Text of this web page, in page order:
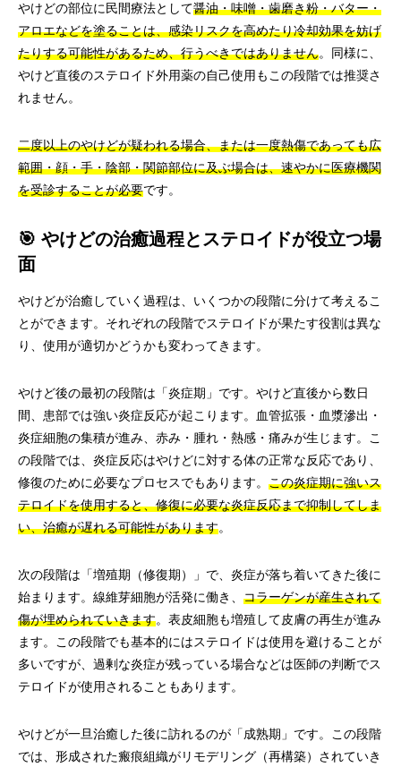
やけどの部位に民間療法として醤油・味噌・歯磨き粉・バター・
アロエなどを塗ることは、感染リスクを高めたり冷却効果を妨げ
たりする可能性があるため、行うべきではありません。同様に、
やけど直後のステロイド外用薬の自己使用もこの段階では推奨さ
れません。
二度以上のやけどが疑われる場合、または一度熱傷であっても広
範囲・顔・手・陰部・関節部位に及ぶ場合は、速やかに医療機関
を受診することが必要です。
🎯 やけどの治癒過程とステロイドが役立つ場
面
やけどが治癒していく過程は、いくつかの段階に分けて考えるこ
とができます。それぞれの段階でステロイドが果たす役割は異な
り、使用が適切かどうかも変わってきます。
やけど後の最初の段階は「炎症期」です。やけど直後から数日
間、患部では強い炎症反応が起こります。血管拡張・血漿滲出・
炎症細胞の集積が進み、赤み・腫れ・熱感・痛みが生じます。こ
の段階では、炎症反応はやけどに対する体の正常な反応であり、
修復のために必要なプロセスでもあります。 この炎症期に強いス
テロイドを使用すると、修復に必要な炎症反応まで抑制してしま
い、治癒が遅れる可能性があります。
次の段階は「増殖期（修復期）」で、炎症が落ち着いてきた後に
始まります。線維芽細胞が活発に働き、 コラーゲンが産生されて
傷が埋められていきます。表皮細胞も増殖して皮膚の再生が進み
ます。この段階でも基本的にはステロイドは使用を避けることが
多いですが、過剰な炎症が残っている場合などは医師の判断でス
テロイドが使用されることもあります。
やけどが一旦治癒した後に訪れるのが「成熟期」です。この段階
では、形成された瘢痕組織がリモデリング（再構築）されていき